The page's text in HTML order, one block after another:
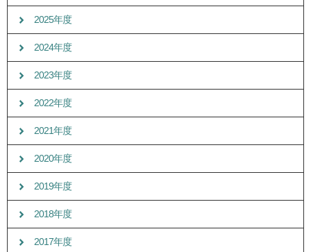
2025年度
2024年度
2023年度
2022年度
2021年度
2020年度
2019年度
2018年度
2017年度